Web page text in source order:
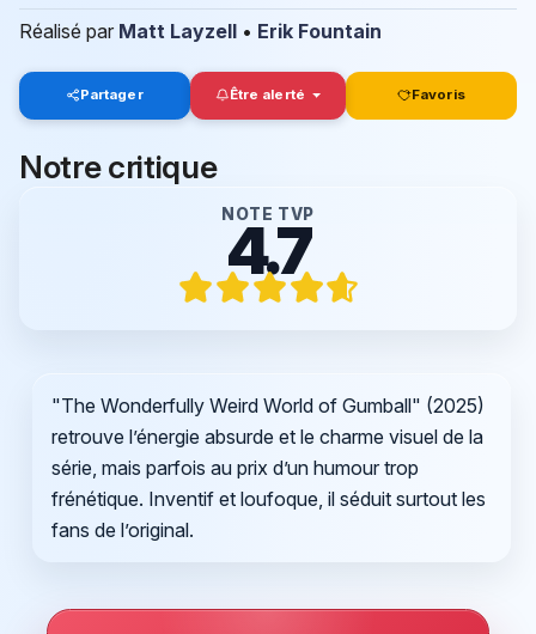
Réalisé par Matt Layzell • Erik Fountain
Partager Être alerté Favoris
Notre critique
NOTE TVP
4.7
"The Wonderfully Weird World of Gumball" (2025)
retrouve l’énergie absurde et le charme visuel de la
série, mais parfois au prix d’un humour trop
frénétique. Inventif et loufoque, il séduit surtout les
fans de l’original.